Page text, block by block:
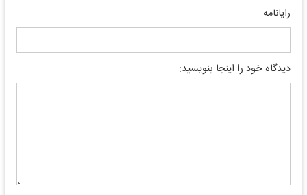
رایانامه
دیدگاه خود را اینجا بنویسید: